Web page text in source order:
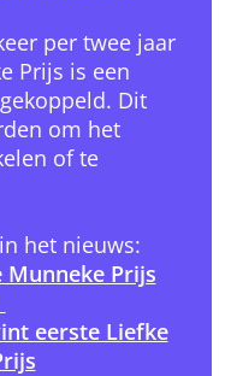
per twee jaar
Prijs is een
Dit
om het
of te
het nieuws:
Munneke Prijs
eerste Liefke